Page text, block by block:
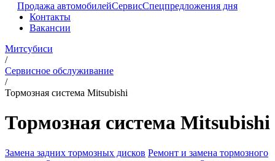
Продажа автомобилейСервисСпецпредложения дня
Контакты
Вакансии
Митсубиси
/
Сервисное обслуживание
/
Тормозная система Mitsubishi
Тормозная система Mitsubishi
Замена задних тормозных дисков Ремонт и замена тормозного